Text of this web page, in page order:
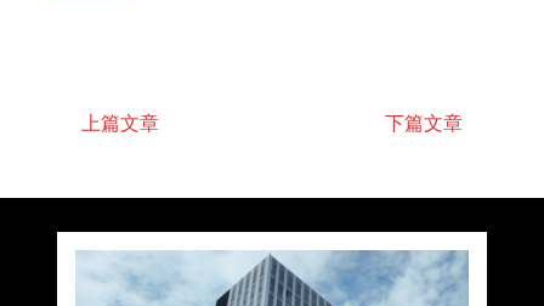
上篇文章 下篇文章